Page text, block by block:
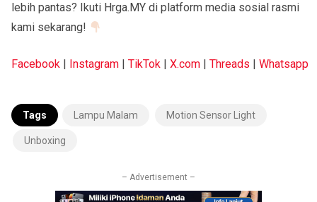
lebih pantas? Ikuti Hrga.MY di platform media sosial rasmi
kami sekarang!
Facebook | Instagram | TikTok | X.com | Threads | Whatsapp
Tags Lampu Malam Motion Sensor Light
Unboxing
– Advertisement –